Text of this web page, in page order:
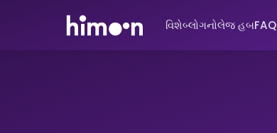
વિશેબ્લોગનોલેજ હબFAQ